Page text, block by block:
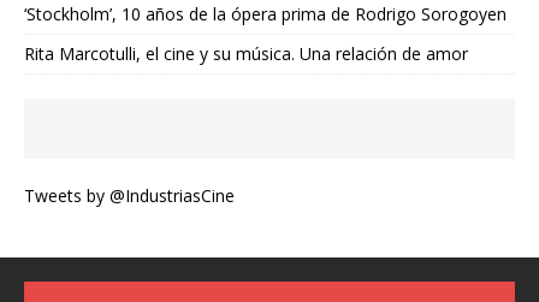
‘Stockholm’, 10 años de la ópera prima de Rodrigo Sorogoyen
Rita Marcotulli, el cine y su música. Una relación de amor
Tweets by @IndustriasCine